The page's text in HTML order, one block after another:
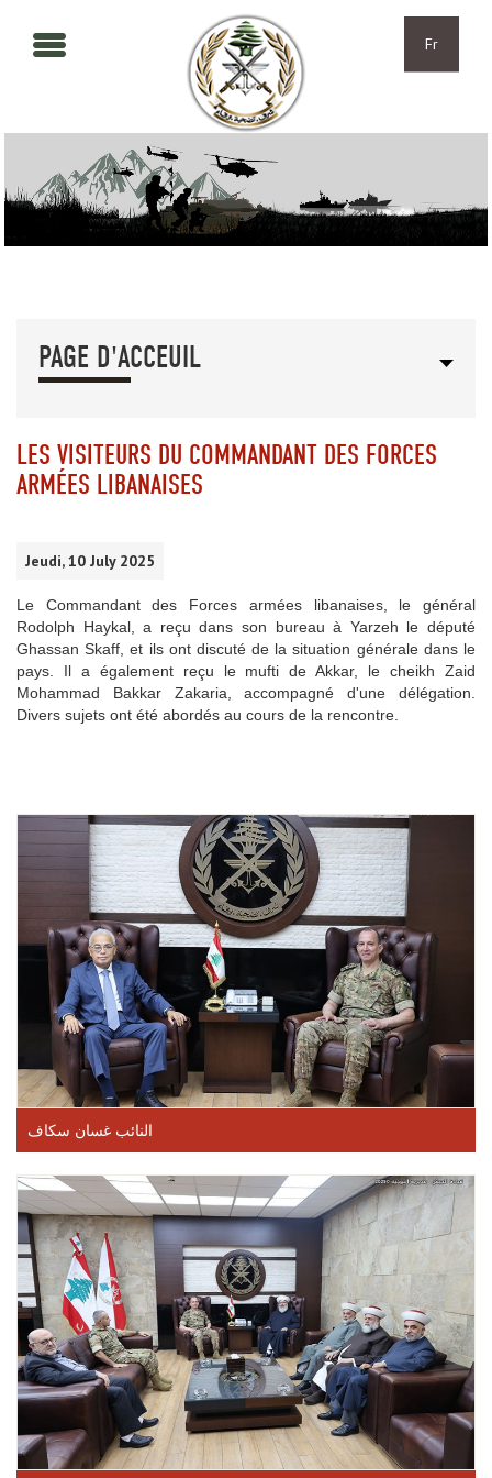
Fr
PAGE D'ACCEUIL
LES VISITEURS DU COMMANDANT DES FORCES
ARMÉES LIBANAISES
Jeudi, 10 July 2025
Le Commandant des Forces armées libanaises, le général
Rodolph Haykal, a reçu dans son bureau à Yarzeh le député
Ghassan Skaff, et ils ont discuté de la situation générale dans le
pays. Il a également reçu le mufti de Akkar, le cheikh Zaid
Mohammad Bakkar Zakaria, accompagné d'une délégation.
Divers sujets ont été abordés au cours de la rencontre.
النائب غسان سكاف